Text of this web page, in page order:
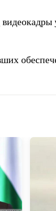
видеокадры